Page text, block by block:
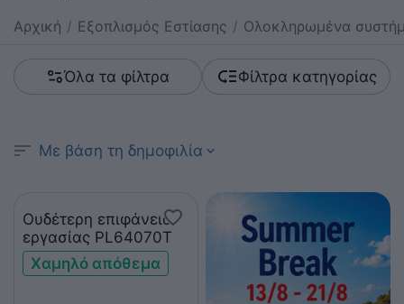
Αρχική / Εξοπλισμός Εστίασης / Ολοκληρωμένα
Όλα τα φίλτρα Φίλτρα κατηγορίας
Με βάση τη δημοφιλία
Ουδέτερη επιφάνεια
εργασίας PL64070T
Χαμηλό απόθεμα